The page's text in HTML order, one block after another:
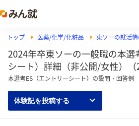
トップ 医薬/化学/化粧品 東ソーの就活
2024年卒東ソーの一般職の本選
シート）詳細（非公開/女性）（
本選考ES（エントリーシート）の設問・回答例
体験記を投稿する